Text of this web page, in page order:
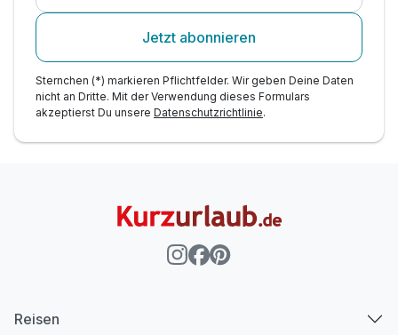
Jetzt abonnieren
Sternchen (*) markieren Pflichtfelder. Wir geben Deine Daten
nicht an Dritte. Mit der Verwendung dieses Formulars
akzeptierst Du unsere Datenschutzrichtlinie.
Reisen